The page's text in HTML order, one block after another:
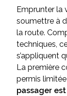
Emprunter la
soumettre à
la route.
techniques,
s’appliquent
La première
permis
passager